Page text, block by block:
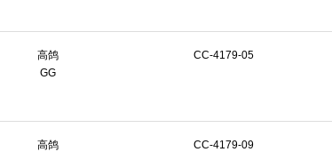
高鸽
GG
CC-4179-05
高鸽
CC-4179-09